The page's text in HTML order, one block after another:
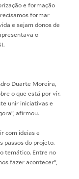
e formação
formar
e sejam donos de
o
Duarte Moreira,
o que está por vir.
unir iniciativas e
afirmou.
com ideias e
passos do projeto.
temático. Entre no
fazer acontecer”,